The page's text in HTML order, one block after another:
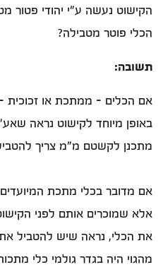
הקישוט נעשה ע"י יהודי פטור
הכלי פוטר מטבילה?
תשובה:
אם הכלים – ממתכת או זכוכית -
באופן מיוחד לקישוט נראה
מתכנן לקשטם מ"מ צריך
אם מדובר בכלי מתכת
אלא שמוכרים אותם לפני
את הכלי, נראה שיש להטביל
מהגוי היה בגדר גולמי כלי